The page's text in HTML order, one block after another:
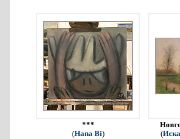
***
(Hana Bi)
(